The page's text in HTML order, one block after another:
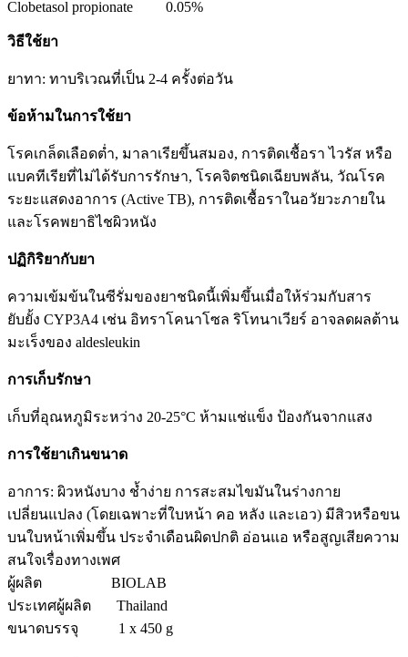
Clobetasol propionate 0.05%
วิธีใช้ยา
ยาทา: ทาบริเวณที่เป็น 2-4 ครั้งต่อวัน
ข้อห้ามในการใช้ยา
โรคเกล็ดเลือดต่ำ, มาลาเรียขึ้นสมอง, การติดเชื้อรา ไวรัส หรือ
แบคทีเรียที่ไม่ได้รับการรักษา, โรคจิตชนิดเฉียบพลัน, วัณโรค
ระยะแสดงอาการ (Active TB), การติดเชื้อราในอวัยวะภายใน
และโรคพยาธิไชผิวหนัง
ปฏิกิริยากับยา
ความเข้มข้นในซีรั่มของยาชนิดนี้เพิ่มขึ้นเมื่อให้ร่วมกับสาร
ยับยั้ง CYP3A4 เช่น อิทราโคนาโซล ริโทนาเวียร์ อาจลดผลต้าน
มะเร็งของ aldesleukin
การเก็บรักษา
เก็บที่อุณหภูมิระหว่าง 20-25°C ห้ามแช่แข็ง ป้องกันจากแสง
การใช้ยาเกินขนาด
อาการ: ผิวหนังบาง ช้ำง่าย การสะสมไขมันในร่างกาย
เปลี่ยนแปลง (โดยเฉพาะที่ใบหน้า คอ หลัง และเอว) มีสิวหรือขน
บนใบหน้าเพิ่มขึ้น ประจำเดือนผิดปกติ อ่อนแอ หรือสูญเสียความ
สนใจเรื่องทางเพศ
ผู้ผลิต BIOLAB
ประเทศผู้ผลิต Thailand
ขนาดบรรจุ 1 x 450 g